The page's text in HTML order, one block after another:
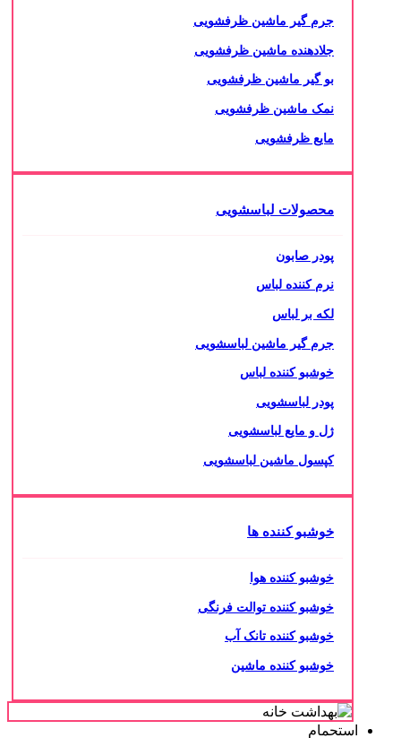
جرم گیر ماشین ظرفشویی
جلادهنده ماشین ظرفشویی
بو گیر ماشین ظرفشویی
نمک ماشین ظرفشویی
مایع ظرفشویی
محصولات لباسشویی
پودر صابون
نرم کننده لباس
لکه بر لباس
جرم گیر ماشین لباسشویی
خوشبو کننده لباس
پودر لباسشویی
ژل و مایع لباسشویی
کپسول ماشین لباسشویی
خوشبو کننده ها
خوشبو کننده هوا
خوشبو کننده توالت فرنگی
خوشبو کننده تانک آب
خوشبو کننده ماشین
استحمام